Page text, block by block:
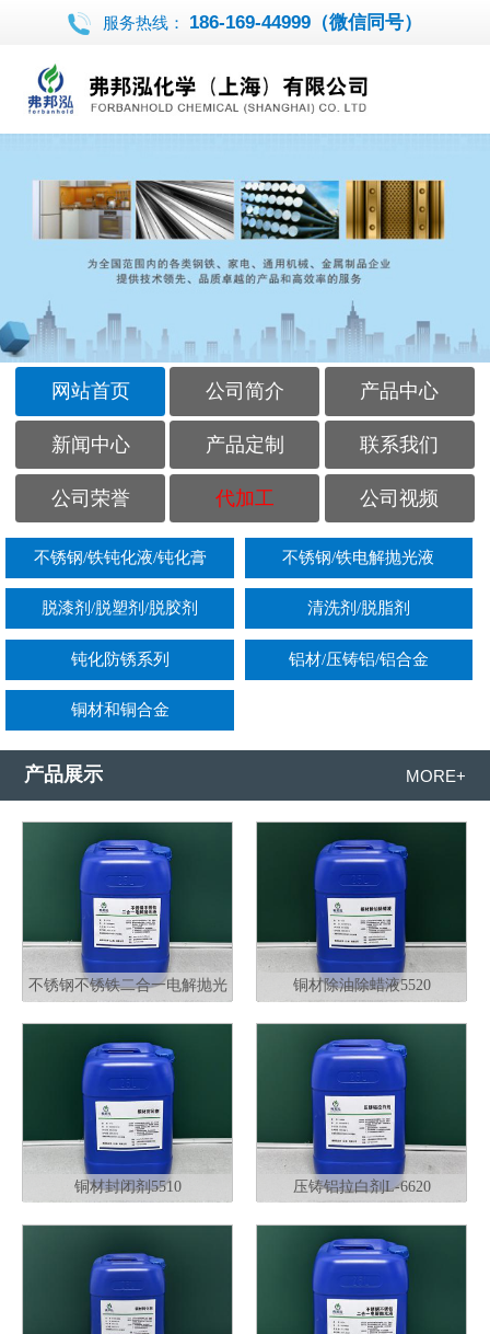
服务热线： 186-169-44999（微信同号）
网站首页 公司简介 产品中心
新闻中心 产品定制 联系我们
公司荣誉 代加工 公司视频
不锈钢/铁钝化液/钝化膏 不锈钢/铁电解抛光液
脱漆剂/脱塑剂/脱胶剂 清洗剂/脱脂剂
钝化防锈系列 铝材/压铸铝/铝合金
铜材和铜合金
产品展示 MORE+
不锈钢不锈铁二合一电解抛光
铜材除油除蜡液5520
铜材封闭剂5510 压铸铝拉白剂L-6620